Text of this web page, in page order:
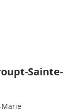
Sainte-
Marie